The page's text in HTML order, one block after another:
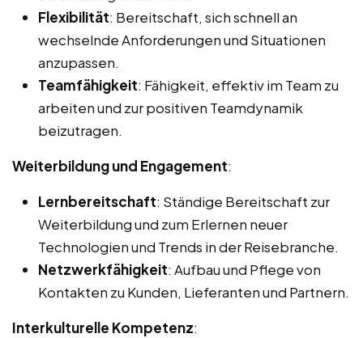
Flexibilität: Bereitschaft, sich schnell an
wechselnde Anforderungen und Situationen
anzupassen.
Teamfähigkeit: Fähigkeit, effektiv im Team zu
arbeiten und zur positiven Teamdynamik
beizutragen.
Weiterbildung und Engagement:
Lernbereitschaft: Ständige Bereitschaft zur
Weiterbildung und zum Erlernen neuer
Technologien und Trends in der Reisebranche.
Netzwerkfähigkeit: Aufbau und Pflege von
Kontakten zu Kunden, Lieferanten und Partnern.
Interkulturelle Kompetenz: